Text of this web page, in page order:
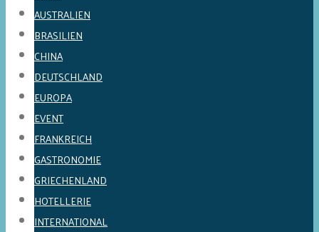
AUSTRALIEN
BRASILIEN
CHINA
DEUTSCHLAND
EUROPA
EVENT
FRANKREICH
GASTRONOMIE
GRIECHENLAND
HOTELLERIE
INTERNATIONAL